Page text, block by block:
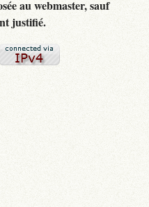
au webmaster, sauf
justifié.